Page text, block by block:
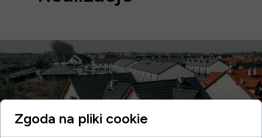
Zgoda na pliki cookie